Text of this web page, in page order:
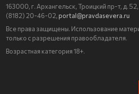
163000, г. Архангельск, Троицкий пр-т, д.
(8182) 20-46-02, portal@pravdasevera.ru
Все права защищены. Использование
только с разрешения правообладателя.
Возрастная категория 18+.